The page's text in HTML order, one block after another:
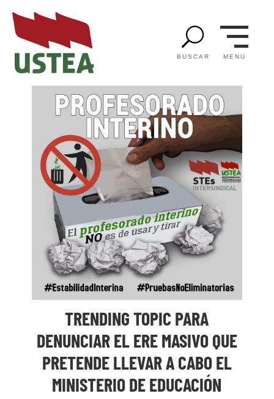
U
BUSCAR MENU
TRENDING TOPIC PARA
DENUNCIAR EL ERE MASIVO QUE
PRETENDE LLEVAR A CABO EL
MINISTERIO DE EDUCACIÓN